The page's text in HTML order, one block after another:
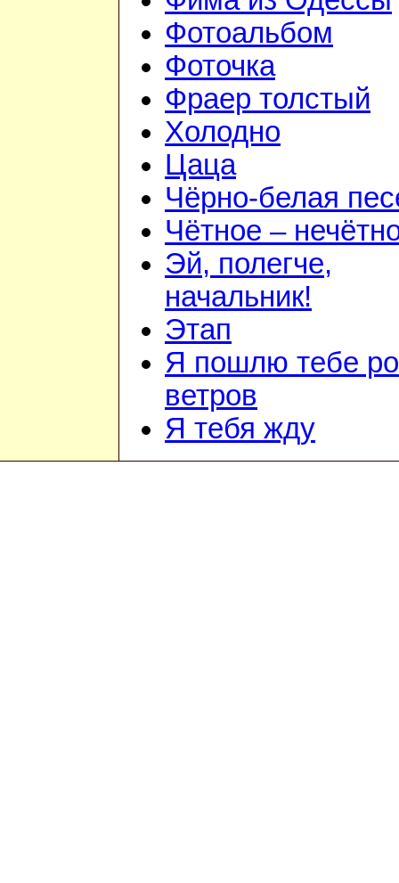
Фотоальбом
Фоточка
Фраер толстый
Холодно
Цаца
Чёрно-белая
Чётное –
Эй, полегче,
начальник!
Этап
Я пошлю тебе
ветров
Я тебя жду